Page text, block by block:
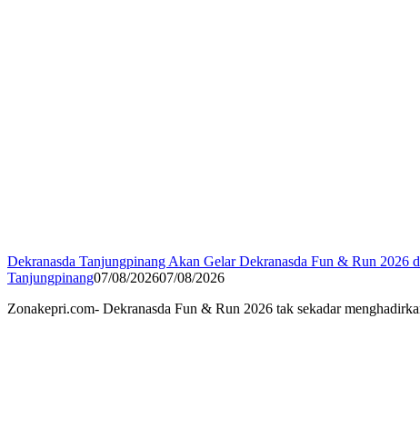
Dekranasda Tanjungpinang Akan Gelar Dekranasda Fun & Run 2026
Tanjungpinang07/08/202607/08/2026
Zonakepri.com- Dekranasda Fun & Run 2026 tak sekadar